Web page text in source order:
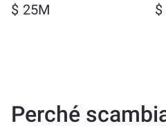
$ 25M
Perché